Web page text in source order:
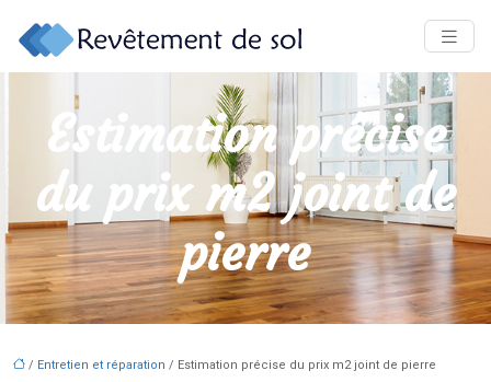
Estimation précise
du prix m2 joint de
pierre
/ Entretien et réparation / Estimation précise du prix m2 joint de pierre